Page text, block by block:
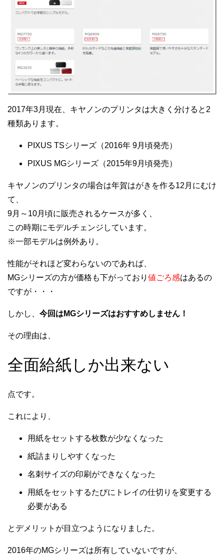
2017年3月現在、キヤノンのプリンタは大きく分けると2
種類あります。
PIXUS TSシリーズ（2016年 9月頃発売）
PIXUS MGシリーズ（2015年9月頃発売）
キヤノンのプリンタの場合は年賀はがきを作る12月にむけ
て、
9月～10月頃に販売されるケースが多く、
この時期にモデルチェンジしています。
※一部モデルは例外あり。
性能がそれほど変わらないのであれば、
MGシリーズの方が価格も下がっており 値ごろ感はあるの
ですが・・・
しかし、 今回はMGシリーズはおすすめしません！
その理由は、
全面給紙しか出来ない
点です。
これにより、
用紙をセットする枚数が少なくなった
紙詰まりしやすくなった
名刺サイズの印刷ができなくなった
用紙をセットするたびにトレイの仕切りを変更する
必要がある
とデメリットが目立つようになりました。
2016年のMGシリーズは所有していないですが、